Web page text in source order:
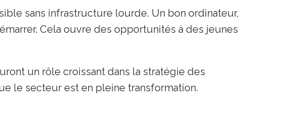
sans infrastructure lourde. Un bon ordinateur,
Cela ouvre des opportunités à des jeunes
un rôle croissant dans la stratégie des
le secteur est en pleine transformation.